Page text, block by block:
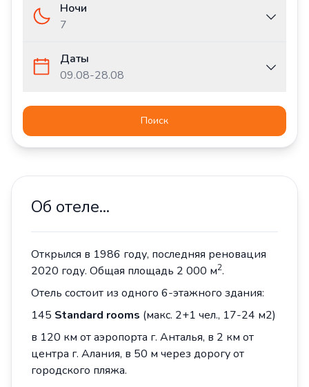
Ночи
7
Даты
09.08-28.08
Поиск
Об отеле...
Открылся в 1986 году, последняя реновация
2020 году. Общая площадь 2 000 м2.
Отель состоит из одного 6-этажного здания:
145 Standard rooms (макс. 2+1 чел., 17-24 м2)
в 120 км от аэропорта г. Анталья, в 2 км от
центра г. Алания, в 50 м через дорогу от
городского пляжа.